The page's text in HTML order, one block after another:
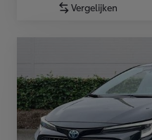
Vergelijken